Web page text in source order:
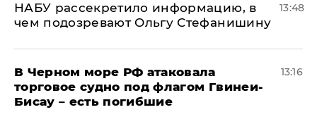
НАБУ рассекретило информацию, в
чем подозревают Ольгу Стефанишину
13:48
В Черном море РФ атаковала
торговое судно под флагом Гвинеи-
Бисау – есть погибшие
13:16